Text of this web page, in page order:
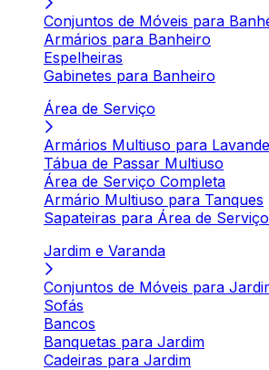
Conjuntos de Móveis para
Armários para Banheiro
Espelheiras
Gabinetes para Banheiro
Área de Serviço
Armários Multiuso para
Tábua de Passar Multiuso
Área de Serviço Completa
Armário Multiuso para Tanques
Sapateiras para Área de Serviço
Jardim e Varanda
Conjuntos de Móveis para
Sofás
Bancos
Banquetas para Jardim
Cadeiras para Jardim